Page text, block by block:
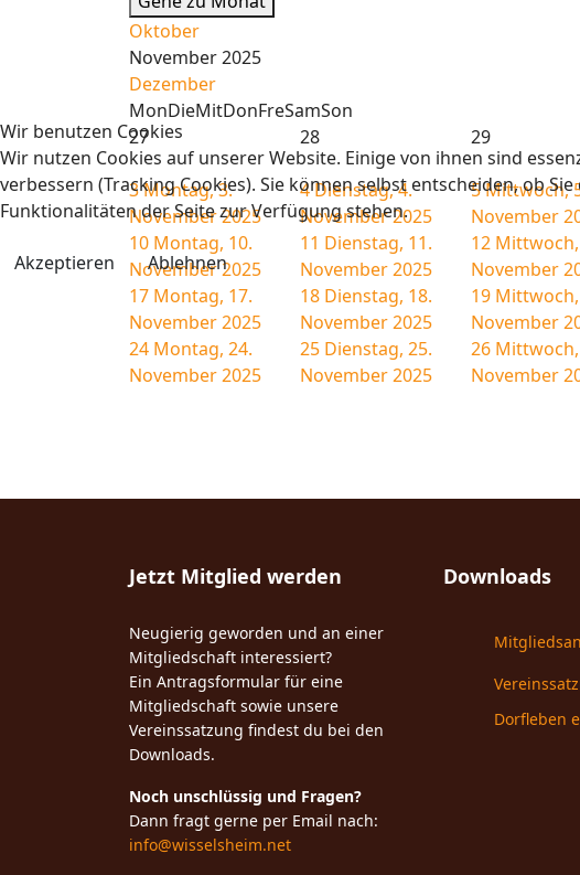
Oktober
November 2025
Dezember
MonDieMitDonFreSamSon
27
28 29
3Montag, 3.
November 2025
4Dienstag, 4.
November 2025
5Mittwoch,
November
10 Montag, 10.
November 2025
11 Dienstag, 11.
November 2025
12 Mittwoch,
November
17 Montag, 17.
November 2025
18 Dienstag, 18.
November 2025
19
November
24 Montag, 24.
November 2025
25 Dienstag, 25.
November 2025
26 Mittwoch,
November
Jetzt Mitglied werden
Neugierig geworden und an einer
Mitgliedschaft interessiert?
Ein Antragsformular für eine
Mitgliedschaft sowie unsere
Vereinssatzung findest du bei den
Downloads.
Noch unschlüssig und Fragen?
Dann fragt gerne per Email nach:
info@wisselsheim.net
Downloads
Dorfleben
Wir benutzen Cookies
Wir nutzen Cookies auf unserer Website. Einige von ihnen sind
verbessern (Tracking Cookies). Sie können selbst entscheiden, ob
Funktionalitäten der Seite zur Verfügung stehen.
Akzeptieren
Ablehnen